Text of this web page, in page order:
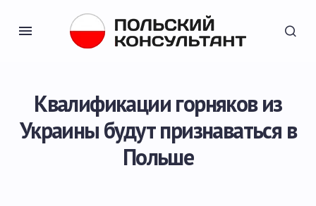
Квалификации горняков из
Украины будут признаваться в
Польше